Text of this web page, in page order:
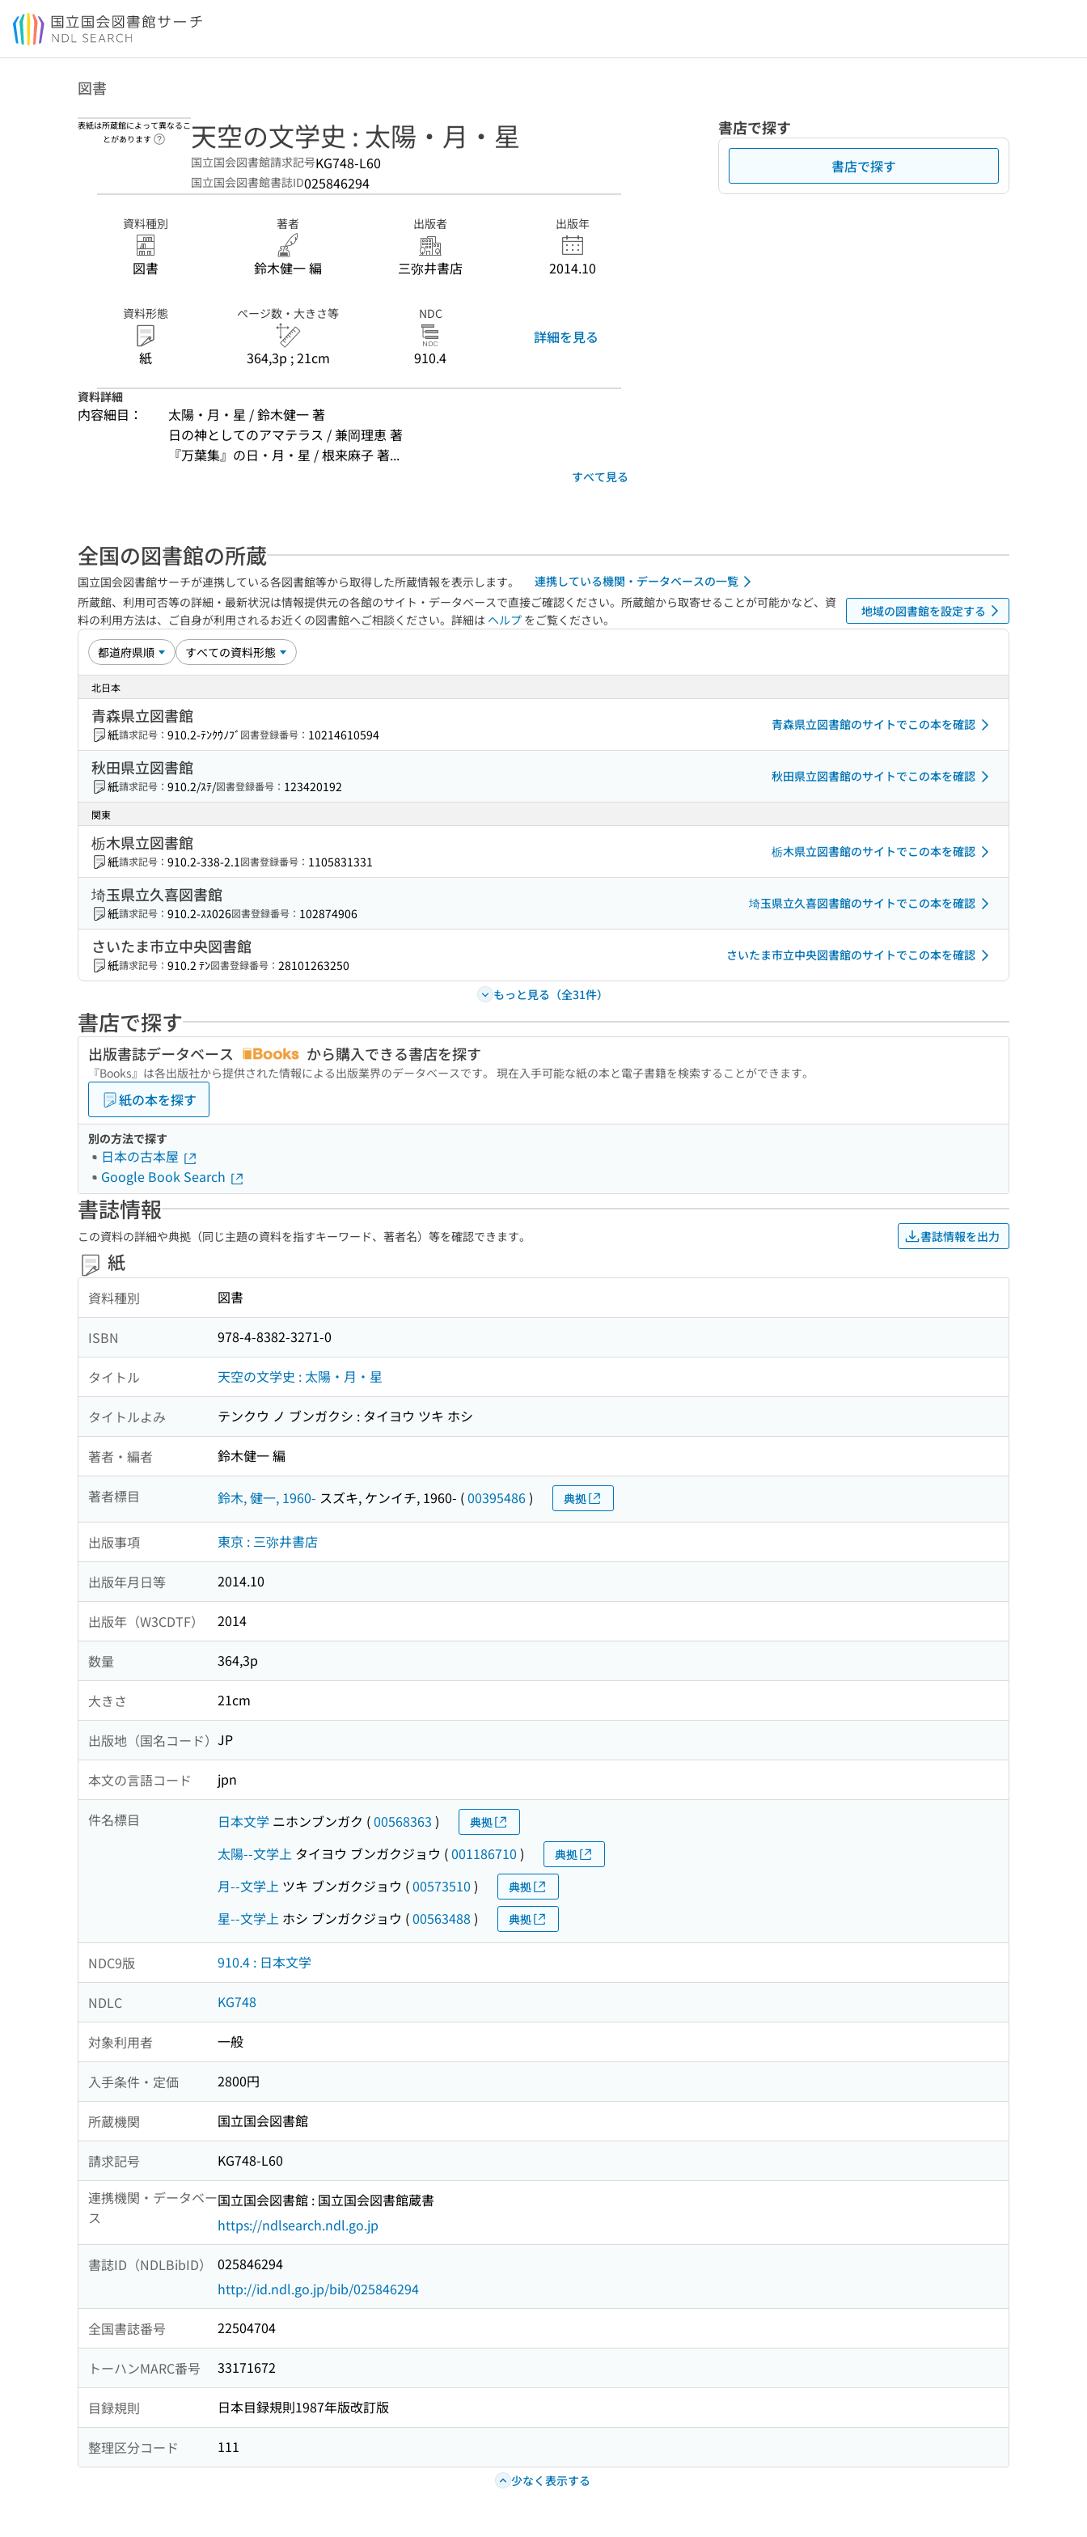
本文へ移動
図書
表紙は所蔵館によって異なるこ
とがあります
ヘルプページへのリンク
天空の文学史 : 太陽・月・星
国立国会図書館請求記号KG748-L60
国立国会図書館書誌ID025846294
資料種別
図書
著者
鈴木健一 編
出版者
三弥井書店
出版年
2014.10
資料形態
紙
ページ数・大きさ等
364,3p ; 21cm
NDC
910.4
詳細を見る
資料詳細
内容細目：
太陽・月・星 / 鈴木健一 著
日の神としてのアマテラス / 兼岡理恵 著
『万葉集』の日・月・星 / 根来麻子 著...
すべて見る
書店で探す
書店で探す
全国の図書館の所蔵
国立国会図書館サーチが連携している各図書館等から取得した所蔵情報を表示します。
連携している機関・データベースの一覧
所蔵館、利用可否等の詳細・最新状況は情報提供元の各館のサイト・データベースで直接ご確認ください。所蔵館から取寄せることが可能かなど、資
料の利用方法は、ご自身が利用されるお近くの図書館へご相談ください。詳細は ヘルプ をご覧ください。
地域の図書館を設定する
北日本
青森県立図書館
紙請求記号： 910.2-ﾃﾝｸｳﾉﾌﾞ 図書登録番号： 10214610594
青森県立図書館のサイトでこの本を確認
秋田県立図書館
紙請求記号： 910.2/ｽﾃ/図書登録番号： 123420192
秋田県立図書館のサイトでこの本を確認
関東
栃木県立図書館
紙請求記号： 910.2-338-2.1図書登録番号： 1105831331
栃木県立図書館のサイトでこの本を確認
埼玉県立久喜図書館
紙請求記号： 910.2-ｽｽ026図書登録番号： 102874906
埼玉県立久喜図書館のサイトでこの本を確認
さいたま市立中央図書館
紙請求記号： 910.2 ﾃﾝ図書登録番号： 28101263250
さいたま市立中央図書館のサイトでこの本を確認
もっと見る（全31件）
書店で探す
出版書誌データベース から購入できる書店を探す
『Books』は各出版社から提供された情報による出版業界のデータベースです。 現在入手可能な紙の本と電子書籍を検索することができます。
紙の本を探す
別の方法で探す
日本の古本屋
Google Book Search
書誌情報
この資料の詳細や典拠（同じ主題の資料を指すキーワード、著者名）等を確認できます。 書誌情報を出力
紙
資料種別 図書
ISBN 978-4-8382-3271-0
タイトル 天空の文学史 : 太陽・月・星
タイトルよみ テンクウ ノ ブンガクシ : タイヨウ ツキ ホシ
著者・編者 鈴木健一 編
著者標目 鈴木, 健一, 1960- スズキ, ケンイチ, 1960- (00395486) 典拠
出版事項 東京 : 三弥井書店
出版年月日等 2014.10
出版年（W3CDTF） 2014
数量 364,3p
大きさ 21cm
出版地（国名コード） JP
本文の言語コード jpn
件名標目 日本文学 ニホンブンガク (00568363 ) 典拠
太陽--文学上 タイヨウ ブンガクジョウ (001186710 ) 典拠
月--文学上 ツキ ブンガクジョウ (00573510 ) 典拠
星--文学上 ホシ ブンガクジョウ (00563488 ) 典拠
NDC9版 910.4 : 日本文学
NDLC KG748
対象利用者 一般
入手条件・定価 2800円
所蔵機関 国立国会図書館
請求記号
KG748-L60
連携機関・データベー
ス
国立国会図書館 : 国立国会図書館蔵書
https://ndlsearch.ndl.go.jp
書誌ID（NDLBibID）
025846294
http://id.ndl.go.jp/bib/025846294
全国書誌番号 22504704
トーハンMARC番号 33171672
目録規則 日本目録規則1987年版改訂版
整理区分コード 111
少なく表示する